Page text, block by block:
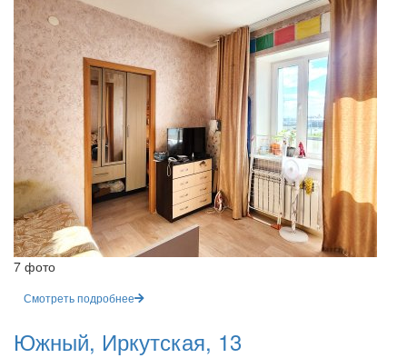
7 фото
Смотреть подробнее
Южный, Иркутская, 13